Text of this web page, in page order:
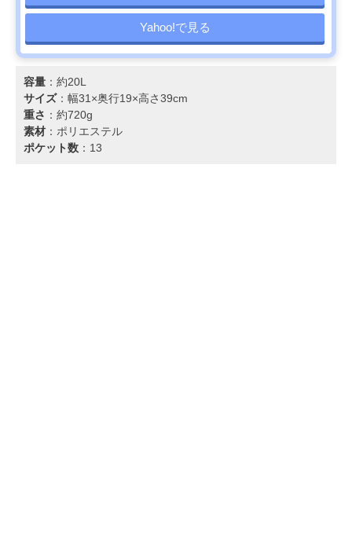
Yahoo!で見る
容量 ：約20L
サイズ：幅31×奥行19×高さ39cm
重さ ：約720g
素材 ：ポリエステル
ポケット数 ：13